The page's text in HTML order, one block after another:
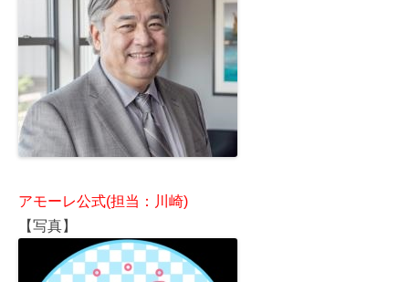
アモーレ公式(担当：川崎)
【写真】